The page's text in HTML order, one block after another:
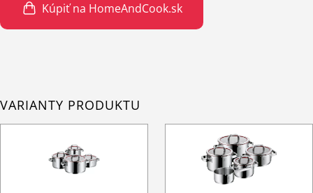
Kúpiť na HomeAndCook.sk
VARIANTY PRODUKTU